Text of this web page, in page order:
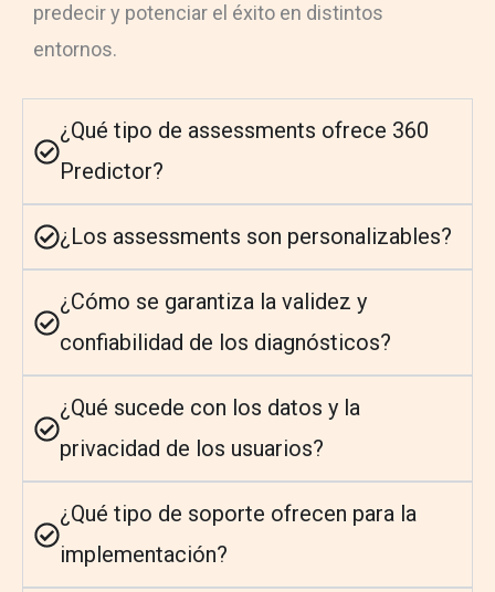
predecir y potenciar el éxito en distintos
entornos.
¿Qué tipo de assessments ofrece 360
Predictor?
¿Los assessments son personalizables?
¿Cómo se garantiza la validez y
confiabilidad de los diagnósticos?
¿Qué sucede con los datos y la
privacidad de los usuarios?
¿Qué tipo de soporte ofrecen para la
implementación?